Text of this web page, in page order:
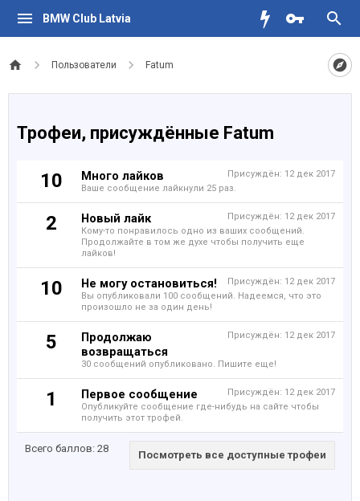
BMW Club Latvia
Пользователи Fatum
Трофеи, присуждённые Fatum
10 Присуждён: 12 дек 2017
Много лайков
Ваше сообщение лайкнули 25 раз.
2 Присуждён: 12 дек 2017
Новый лайк
Кому-то понравилось одно из ваших сообщений.
Продолжайте в том же духе чтобы получить еще
лайков!
10 Присуждён: 12 дек 2017
Не могу остановиться!
Вы опубликовали 100 сообщений. Надеемся, что это
произошло не за один день!
5 Присуждён: 12 дек 2017
Продолжаю
возвращаться
30 сообщений опубликовано. Пишите еще!
1 Присуждён: 12 дек 2017
Первое сообщение
Опубликуйте сообщение где-нибудь на сайте чтобы
получить этот трофей.
Всего баллов: 28
Посмотреть все доступные трофеи